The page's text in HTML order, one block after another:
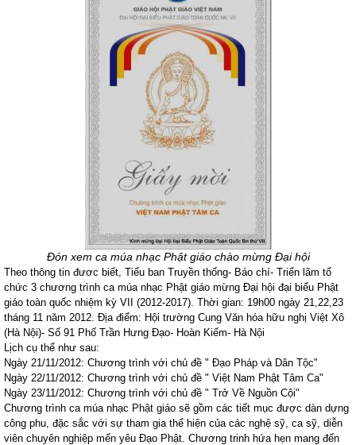
Đón xem ca múa nhạc Phật giáo chào mừng Đại hội
Theo thông tin đươc biết, Tiểu ban Truyền thống- Báo chí- Triển lãm tổ
chức 3 chương trình ca múa nhạc Phật giáo mừng Đại hội đại biểu Phật
giáo toàn quốc nhiệm kỳ VII (2012-2017). Thời gian: 19h00 ngày 21,22,23
tháng 11 năm 2012. Địa điểm: Hội trường Cung Văn hóa hữu nghị Việt Xô
(Hà Nội)- Số 91 Phố Trần Hưng Đạo- Hoàn Kiếm- Hà Nội
Lịch cụ thể như sau:
Ngày 21/11/2012: Chương trình với chủ đề " Đạo Pháp và Dân Tộc"
Ngày 22/11/2012: Chương trình với chủ đề " Việt Nam Phật Tâm Ca"
Ngày 23/11/2012: Chương trình với chủ đề " Trở Về Nguồn Cội"
Chương trình ca múa nhạc Phật giáo sẽ gồm các tiết mục được dàn dựng
công phu, đặc sắc với sự tham gia thể hiện của các nghệ sỹ, ca sỹ, diễn
viên chuyên nghiệp mến yêu Đạo Phật. Chương trinh hứa hẹn mang đến